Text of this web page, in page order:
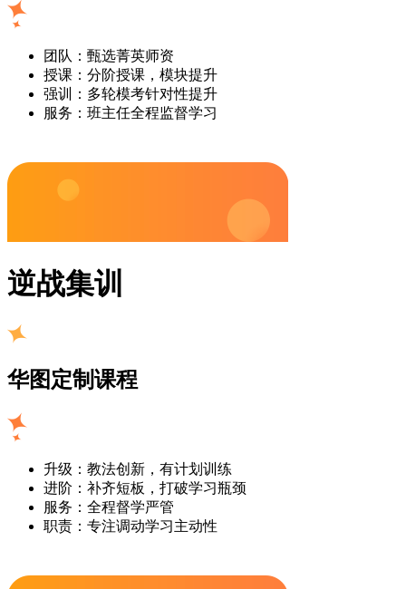
团队：甄选菁英师资
授课：分阶授课，模块提升
强训：多轮模考针对性提升
服务：班主任全程监督学习
逆战集训
华图定制课程
升级：教法创新，有计划训练
进阶：补齐短板，打破学习瓶颈
服务：全程督学严管
职责：专注调动学习主动性